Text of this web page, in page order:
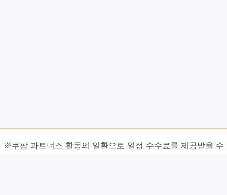
※쿠팡 파트너스 활동의 일환으로 일정 수수료를 제공받을 수